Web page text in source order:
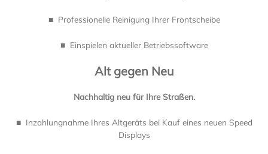
■ Professionelle Reinigung Ihrer Frontscheibe
■ Einspielen aktueller Betriebssoftware
Alt gegen Neu
Nachhaltig neu für Ihre Straßen.
■ Inzahlungnahme Ihres Altgeräts bei Kauf eines neuen Speed
Displays